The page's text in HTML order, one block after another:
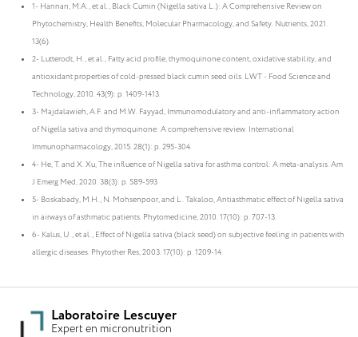
1- Hannan, M.A., et al., Black Cumin (Nigella sativa L.): A Comprehensive Review on
Phytochemistry, Health Benefits, Molecular Pharmacology, and Safety. Nutrients, 2021.
13(6).
2- Lutterodt, H., et al., Fatty acid profile, thymoquinone content, oxidative stability, and
antioxidant properties of cold-pressed black cumin seed oils. LWT - Food Science and
Technology, 2010. 43(9): p. 1409-1413.
3- Majdalawieh, A.F. and M.W. Fayyad, Immunomodulatory and anti-inflammatory action
of Nigella sativa and thymoquinone: A comprehensive review. International
Immunopharmacology, 2015. 28(1): p. 295-304.
4- He, T. and X. Xu, The influence of Nigella sativa for asthma control: A meta-analysis. Am
J Emerg Med, 2020. 38(3): p. 589-593
5- Boskabady, M.H., N. Mohsenpoor, and L. Takaloo, Antiasthmatic effect of Nigella sativa
in airways of asthmatic patients. Phytomedicine, 2010. 17(10): p. 707-13.
6- Kalus, U., et al., Effect of Nigella sativa (black seed) on subjective feeling in patients with
allergic diseases. Phytother Res, 2003. 17(10): p. 1209-14.
Laboratoire Lescuyer
Expert en micronutrition